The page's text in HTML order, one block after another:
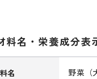
料名・栄養成分表
名
野菜（